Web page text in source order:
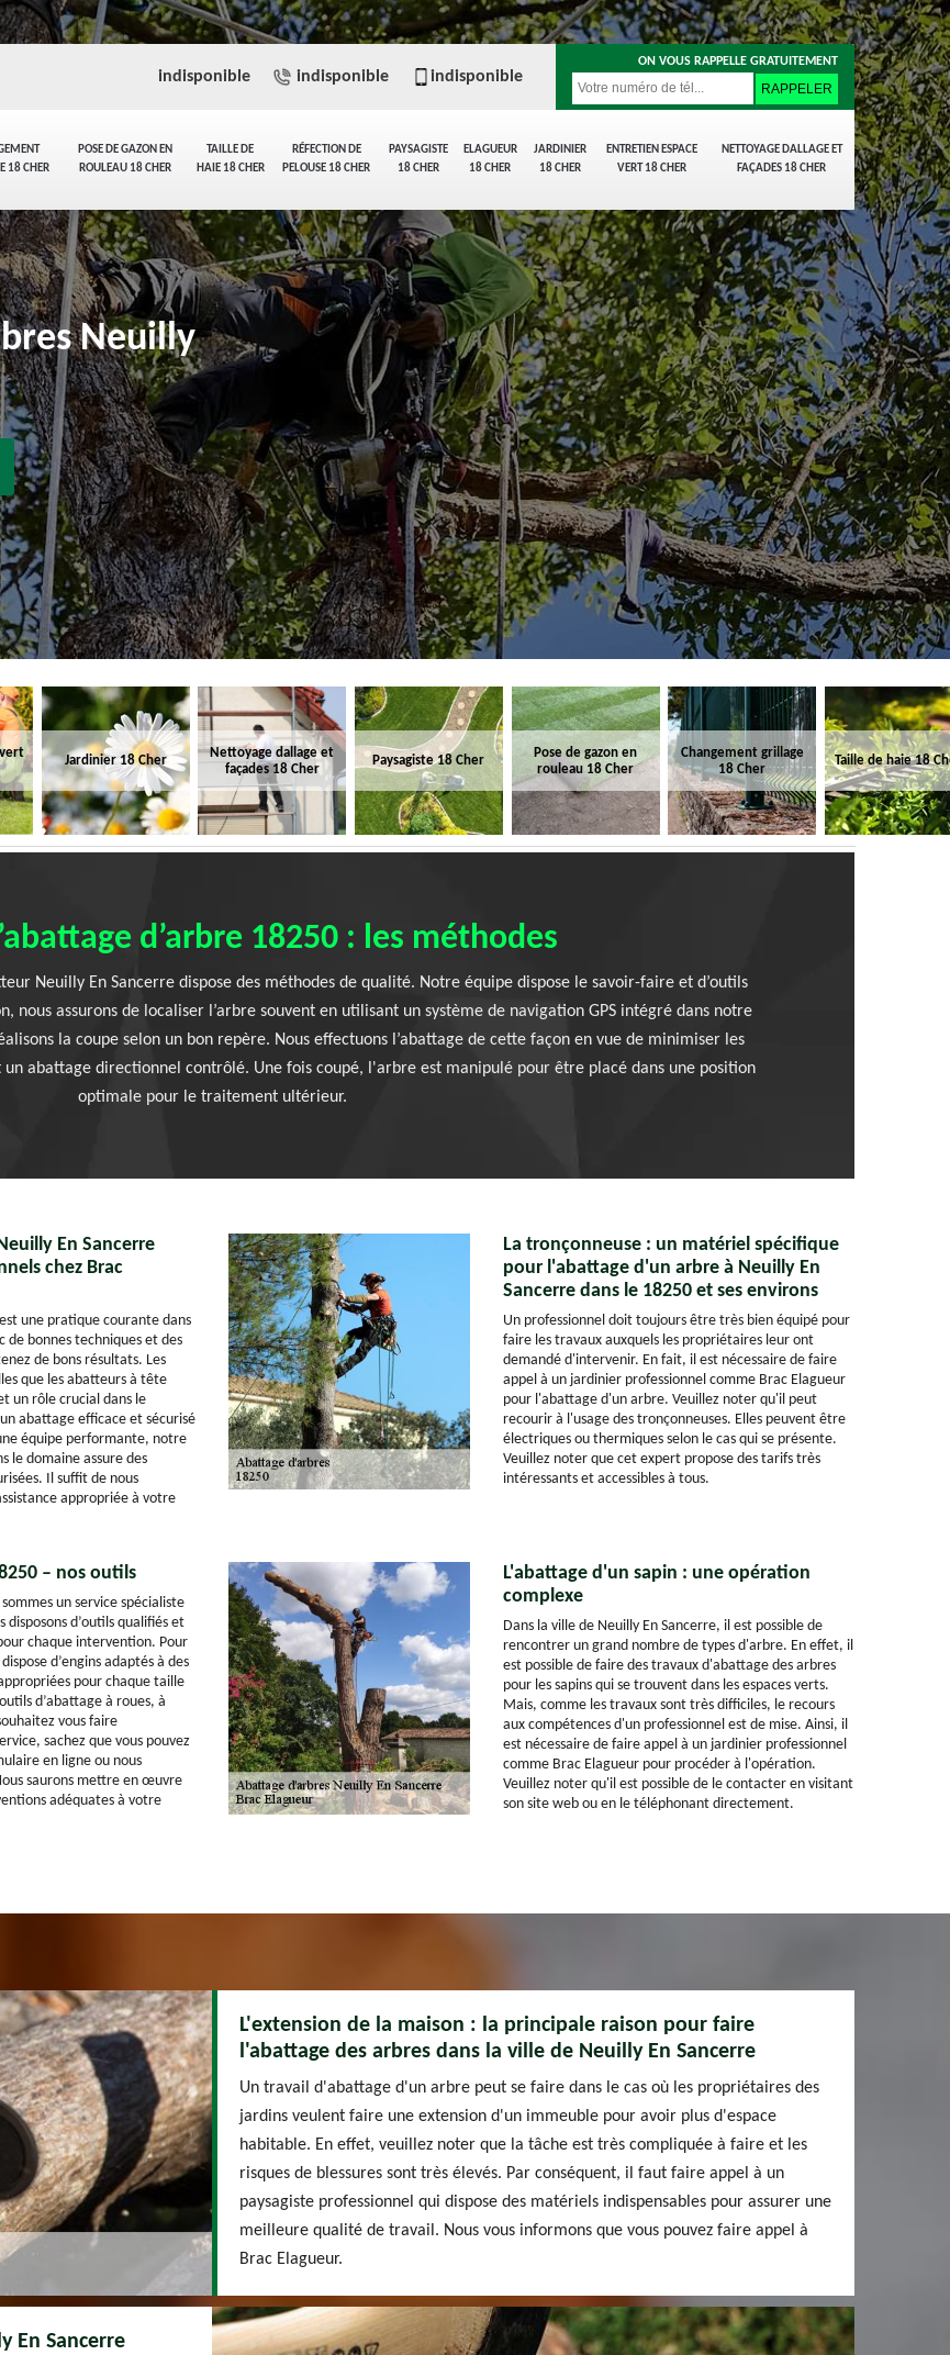
18 CHER
POSE DE GAZON EN
ROULEAU 18 CHER
TAILLE DE
HAIE 18 CHER
RÉFECTION DE
PELOUSE 18 CHER
PAYSAGISTE
18 CHER
ELAGUEUR
18 CHER
JARDINIER
18 CHER
ENTRETIEN ESPACE
VERT 18 CHER
NETTOYAGE DALLAGE ET
FAÇADES 18 CHER
indisponible indisponible indisponible
ON VOUS RAPPELLE GRATUITEMENT
Neuilly
Jardinier 18 Cher
Nettoyage dallage et
façades 18 Cher
Paysagiste 18 Cher
Pose de gazon en
rouleau 18 Cher
Changement grillage
18 Cher
Taille de haie 18
d’arbre 18250 : les méthodes
Neuilly En Sancerre dispose des méthodes de qualité. Notre équipe dispose le savoir-faire et d’outils
nous assurons de localiser l’arbre souvent en utilisant un système de navigation GPS intégré dans notre
la coupe selon un bon repère. Nous effectuons l’abattage de cette façon en vue de minimiser les
abattage directionnel contrôlé. Une fois coupé, l'arbre est manipulé pour être placé dans une position
optimale pour le traitement ultérieur.
En Sancerre
chez Brac
une pratique courante dans
bonnes techniques et des
de bons résultats. Les
que les abatteurs à tête
un rôle crucial dans le
abattage efficace et sécurisé
équipe performante, notre
le domaine assure des
Il suffit de nous
appropriée à votre
La tronçonneuse : un matériel spécifique
pour l'abattage d'un arbre à Neuilly En
Sancerre dans le 18250 et ses environs
Un professionnel doit toujours être très bien équipé pour
faire les travaux auxquels les propriétaires leur ont
demandé d'intervenir. En fait, il est nécessaire de faire
appel à un jardinier professionnel comme Brac Elagueur
pour l'abattage d'un arbre. Veuillez noter qu'il peut
recourir à l'usage des tronçonneuses. Elles peuvent être
électriques ou thermiques selon le cas qui se présente.
Veuillez noter que cet expert propose des tarifs très
intéressants et accessibles à tous.
– nos outils
un service spécialiste
disposons d’outils qualifiés et
chaque intervention. Pour
d’engins adaptés à des
pour chaque taille
d’abattage à roues, à
vous faire
sachez que vous pouvez
en ligne ou nous
saurons mettre en œuvre
adéquates à votre
L'abattage d'un sapin : une opération
complexe
Dans la ville de Neuilly En Sancerre, il est possible de
rencontrer un grand nombre de types d'arbre. En effet, il
est possible de faire des travaux d'abattage des arbres
pour les sapins qui se trouvent dans les espaces verts.
Mais, comme les travaux sont très difficiles, le recours
aux compétences d'un professionnel est de mise. Ainsi, il
est nécessaire de faire appel à un jardinier professionnel
comme Brac Elagueur pour procéder à l'opération.
Veuillez noter qu'il est possible de le contacter en visitant
son site web ou en le téléphonant directement.
L'extension de la maison : la principale raison pour faire
l'abattage des arbres dans la ville de Neuilly En Sancerre
Un travail d'abattage d'un arbre peut se faire dans le cas où les propriétaires des
jardins veulent faire une extension d'un immeuble pour avoir plus d'espace
habitable. En effet, veuillez noter que la tâche est très compliquée à faire et les
risques de blessures sont très élevés. Par conséquent, il faut faire appel à un
paysagiste professionnel qui dispose des matériels indispensables pour assurer une
meilleure qualité de travail. Nous vous informons que vous pouvez faire appel à
Brac Elagueur.
En Sancerre